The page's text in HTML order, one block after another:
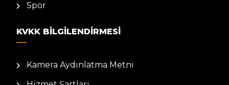
Spor
KVKK BILGILENDIRMESI
Kamera Aydınlatma Metni